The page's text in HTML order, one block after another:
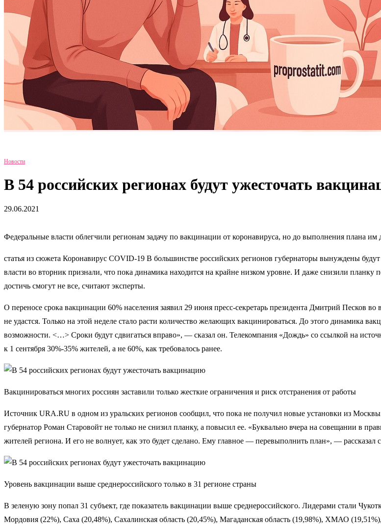
Новости
В 54 российских регионах будут ужесточать
29.06.2021
Федеральные власти облегчили регионам задачу по вакцинации от коронавируса, но до выполнения плана им
статья из сюжета Коронавирус COVID-19 В большинстве российских регионов губернаторы вынуждены
власти во вторник признали, что пока динамика находится на крайне низком уровне. И даже снизили планку
достичь смогут не все, считают эксперты.
О переносе срока вакцинации 60% населения заявил 29 июня пресс-секретарь президента Дмитрий Песков
не удастся. Только на этой неделе стало расти количество желающих вакцинироваться. До этого динамика
возможности. <…> Сроки будут сдвигаться вправо», — сказал он. Телекомпания «Дождь» со ссылкой на
к 1 сентября 30%-35% жителей, а не 60%, как требовалось ранее.
Вакцинироваться многих россиян заставили только жесткие ограничения и риск отстранения от работы
Источник URA.RU в одном из уральских регионов сообщил, что пока не получил новые установки из
губернатор Роман Старовойт не только не снизил планку, а повысил ее. «Буквально вчера на совещании в
жителей региона. И его не волнует, как это будет сделано. Ему главное — перевыполнить план», — рассказал
Уровень вакцинации выше среднероссийского только в 31 регионе страны
В зеленую зону попал 31 субъект, где показатель вакцинации выше среднероссийского. Лидерами стали
Мордовия (22%), Саха (20,48%), Сахалинская область (20,45%), Магаданская область (19,98%), ХМАО